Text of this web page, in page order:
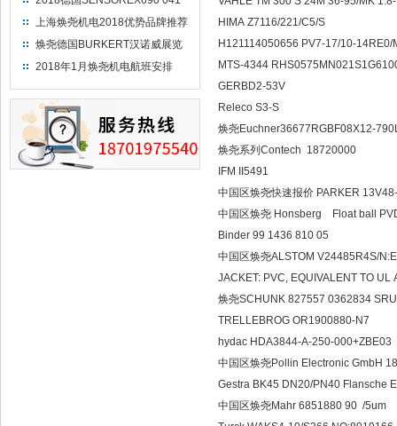
415 D
上海焕尧机电2018优势品牌推荐
焕尧德国BURKERT汉诺威展览
（2018）
2018年1月焕尧机电航班安排
HIMA Z7116/221/C5/S
H121114050656 PV7-17/10-14RE0/
MTS-4344
GERBD2-53V
Releco S3-S
焕尧Euchner36677RGBF08X12-
焕尧系列Contech 18720000
IFM II5491
中国区焕尧快速报价 PARKER
中国区焕尧 Honsberg Float ball
Binder 99 1436 810 05
中国区焕尧ALSTOM V24485R4S/
JACKET: PVC, EQUIVALENT TO
焕尧SCHUNK 827557 0362834
TRELLEBROG OR1900880-N7
hydac HDA3844-A-250-000+ZBE03
中国区焕尧Pollin Electronic GmbH
Gestra BK45 DN20/PN40 Flansche
中国区焕尧Mahr 6851880 90 /5um